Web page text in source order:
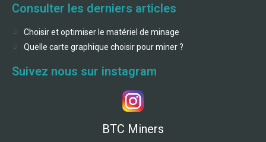
Consulter les derniers articles
Choisir et optimiser le matériel de minage
Quelle carte graphique choisir pour miner ?
Suivez nous sur instagram
BTC Miners